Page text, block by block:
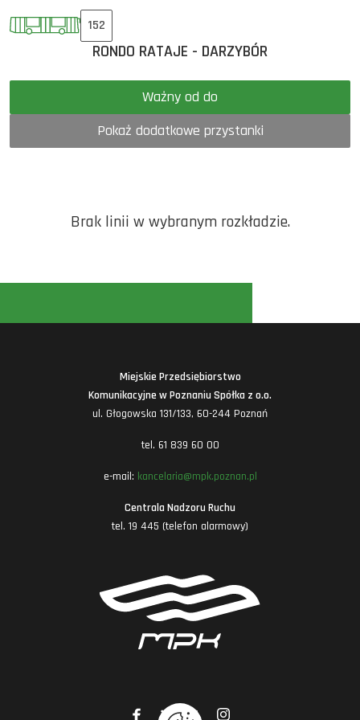
152
RONDO RATAJE - DARZYBÓR
Ważny od do
Pokaż dodatkowe przystanki
Brak linii w wybranym rozkładzie.
Miejskie Przedsiębiorstwo
Komunikacyjne w Poznaniu Spółka z o.o.
ul. Głogowska 131/133, 60-244 Poznań
tel. 61 839 60 00
e-mail: kancelaria@mpk.poznan.pl
Centrala Nadzoru Ruchu
tel. 19 445 (telefon alarmowy)